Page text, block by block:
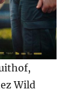
Wild